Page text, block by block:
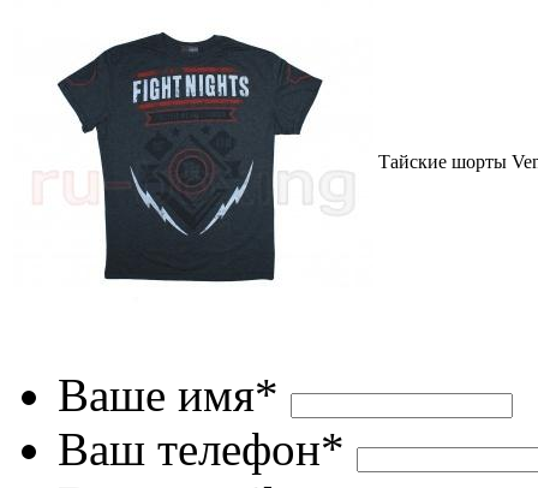
Тайские шорты
Ваше имя*
Ваш телефон*